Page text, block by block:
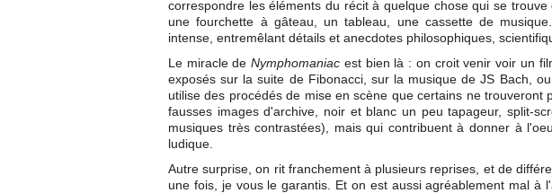
correspondre les éléments du récit à quelque chose qui se
une fourchette à gâteau, un tableau, une cassette de
intense, entremêlant détails et anecdotes philosophiques,
Le miracle deNymphomaniac est bien là : on croit venir voir un
exposés sur la suite de Fibonacci, sur la musique de JS Bach,
utilise des procédés de mise en scène que certains ne trouveront
fausses images d'archive, noir et blanc un peu tapageur, split-
musiques très contrastées), mais qui contribuent à donner à
ludique.
Autre surprise, on rit franchement à plusieurs reprises, et de
une fois, je vous le garantis. Et on est aussi agréablement mal à